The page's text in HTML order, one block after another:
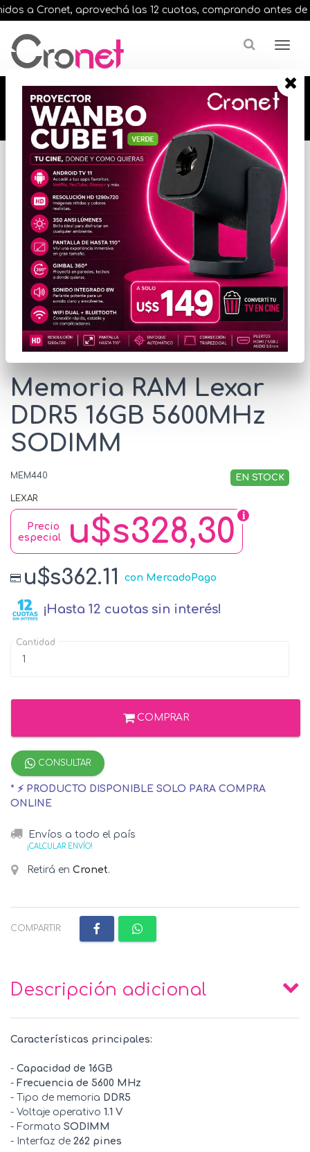
a Cronet, aprovechá las 12 cuotas, comprando antes de
🔥🔥🔥 12 cuotas, en todos nuestros artículos,
comprando antes de las 13 hrs. envíos en el
día 🔥🔥🔥
Inicio MEMORIAS MEMORIA DDR4
* Las imágenes se exhiben con fines ilustrativos.
Memoria RAM Lexar
DDR5 16GB 5600MHz
SODIMM
MEM440 EN STOCK
LEXAR
u$s328,30
Precio
especial
u$s362.11 con MercadoPago
¡Hasta 12 cuotas sin interés!
Cantidad
COMPRAR
CONSULTAR
* ⚡ PRODUCTO DISPONIBLE SOLO PARA COMPRA
ONLINE
Envíos a todo el país
¡CALCULAR ENVÍO!
Retirá en Cronet.
COMPARTIR:
Descripción adicional
Características principales:
- Capacidad de 16GB
- Frecuencia de 5600 MHz
- Tipo de memoria DDR5
- Voltaje operativo 1.1 V
- Formato SODIMM
- Interfaz de 262 pines